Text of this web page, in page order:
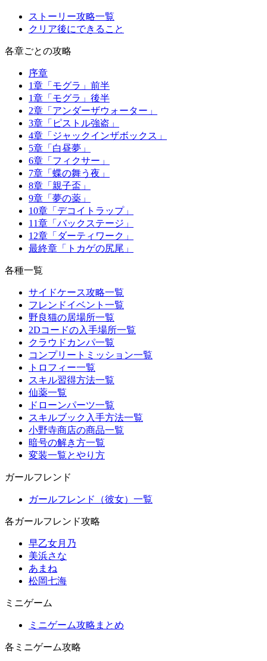
ストーリー攻略一覧
クリア後にできること
各章ごとの攻略
序章
1章「モグラ」前半
1章「モグラ」後半
2章「アンダーザウォーター」
3章「ピストル強盗」
4章「ジャックインザボックス」
5章「白昼夢」
6章「フィクサー」
7章「蝶の舞う夜」
8章「親子盃」
9章「夢の薬」
10章「デコイトラップ」
11章「バックステージ」
12章「ダーティワーク」
最終章「トカゲの尻尾」
各種一覧
サイドケース攻略一覧
フレンドイベント一覧
野良猫の居場所一覧
2Dコードの入手場所一覧
クラウドカンパ一覧
コンプリートミッション一覧
トロフィー一覧
スキル習得方法一覧
仙薬一覧
ドローンパーツ一覧
スキルブック入手方法一覧
小野寺商店の商品一覧
暗号の解き方一覧
変装一覧とやり方
ガールフレンド
ガールフレンド（彼女）一覧
各ガールフレンド攻略
早乙女月乃
美浜さな
あまね
松岡七海
ミニゲーム
ミニゲーム攻略まとめ
各ミニゲーム攻略